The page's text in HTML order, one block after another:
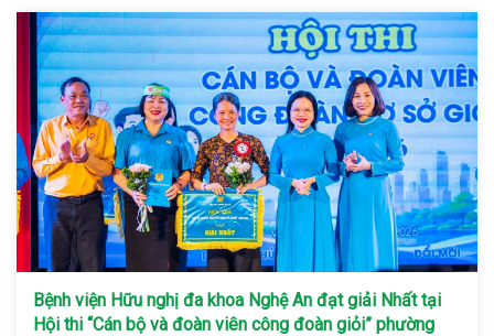
Bệnh viện Hữu nghị đa khoa Nghệ An đạt giải Nhất tại
Hội thi “Cán bộ và đoàn viên công đoàn giỏi” phường